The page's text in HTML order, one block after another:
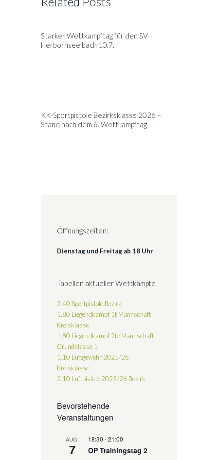
Starker Wettkampftag für den SV
Herbornseelbach 10.7.
KK-Sportpistole Bezirksklasse 2026 –
Stand nach dem 6. Wettkampftag
Öffnungszeiten:
Dienstag und Freitag ab 18 Uhr
Tabellen aktueller Wettkämpfe
2.40 Sportpistole Bezirk
1.80 Liegendkampf 1t Mannschaft
Kreisklasse
1.80 Liegendkampf 2te Mannschaft
Grundklasse 1
1.10 Luftgewehr 2025/26
Kreisklasse
2.10 Luftpistole 2025/26 Bezirk
Bevorstehende
Veranstaltungen
AUG.
7
18:30 -21:00
OP Trainingstag 2